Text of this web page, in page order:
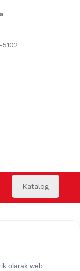
5102
Katalog
olarak web